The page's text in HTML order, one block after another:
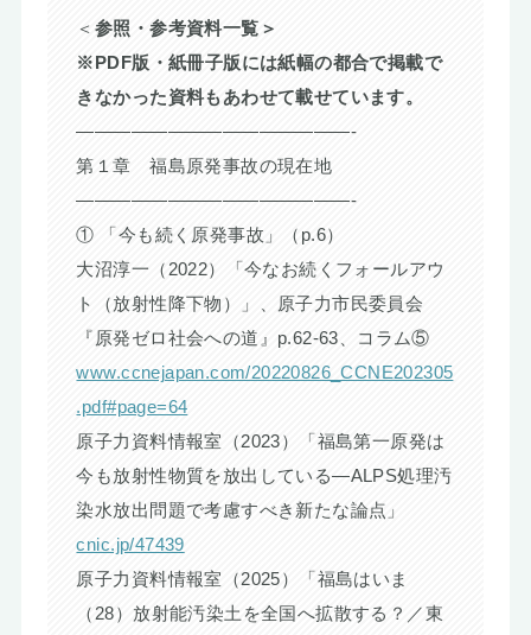
＜ 参照・参考資料一覧＞
※PDF版・紙冊子版には紙幅の都合で掲載で
きなかった資料もあわせて載せています。
———————————————-
第１章 福島原発事故の現在地
———————————————-
① 「今も続く原発事故」（p.6）
大沼淳一（2022）「今なお続くフォールアウ
ト（放射性降下物）」、原子力市民委員会
『原発ゼロ社会への道』p.62-63、コラム⑤
www.ccnejapan.com/20220826_CCNE202305
.pdf#page=64
原子力資料情報室（2023）「福島第一原発は
今も放射性物質を放出している―ALPS処理汚
染水放出問題で考慮すべき新たな論点」
cnic.jp/47439
原子力資料情報室（2025）「福島はいま
（28）放射能汚染土を全国へ拡散する？／東